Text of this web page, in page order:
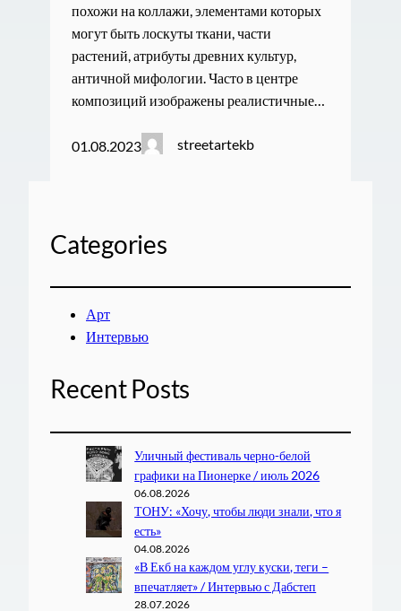
похожи на коллажи, элементами которых
могут быть лоскуты ткани, части
растений, атрибуты древних культур,
античной мифологии. Часто в центре
композиций изображены реалистичные…
01.08.2023 streetartekb
Categories
Арт
Интервью
Recent Posts
Уличный фестиваль черно-белой
графики на Пионерке / июль 2026
06.08.2026
ТОНУ: «Хочу, чтобы люди знали, что я
есть»
04.08.2026
«В Екб на каждом углу куски, теги –
впечатляет» / Интервью с Дабстеп
28.07.2026